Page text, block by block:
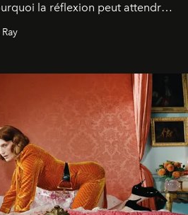
la réflexion peut attendre.
d'interpréter un
mon désir, mon ambition, ma